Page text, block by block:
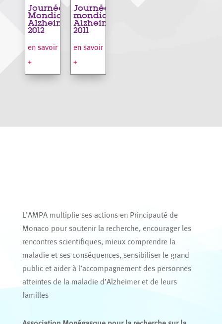
Journée
Mondiale
Alzheimer
2012
en savoir
+
Journée
mondiale
Alzheimer
2011
en savoir
+
L’AMPA multiplie ses actions en Principauté de
Monaco pour soutenir la recherche, encourager les
rencontres scientifiques, mieux comprendre la
maladie et ses conséquences, sensibiliser le grand
public et aider à l’accompagnement des personnes
atteintes de la maladie d’Alzheimer et de leurs
familles